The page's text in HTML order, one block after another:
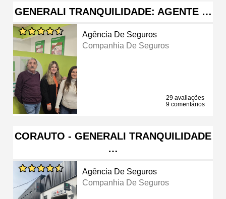
GENERALI TRANQUILIDADE: AGENTE …
Agência De Seguros
Companhia De Seguros
29 avaliações
9 comentários
CORAUTO - GENERALI TRANQUILIDADE
…
Agência De Seguros
Companhia De Seguros